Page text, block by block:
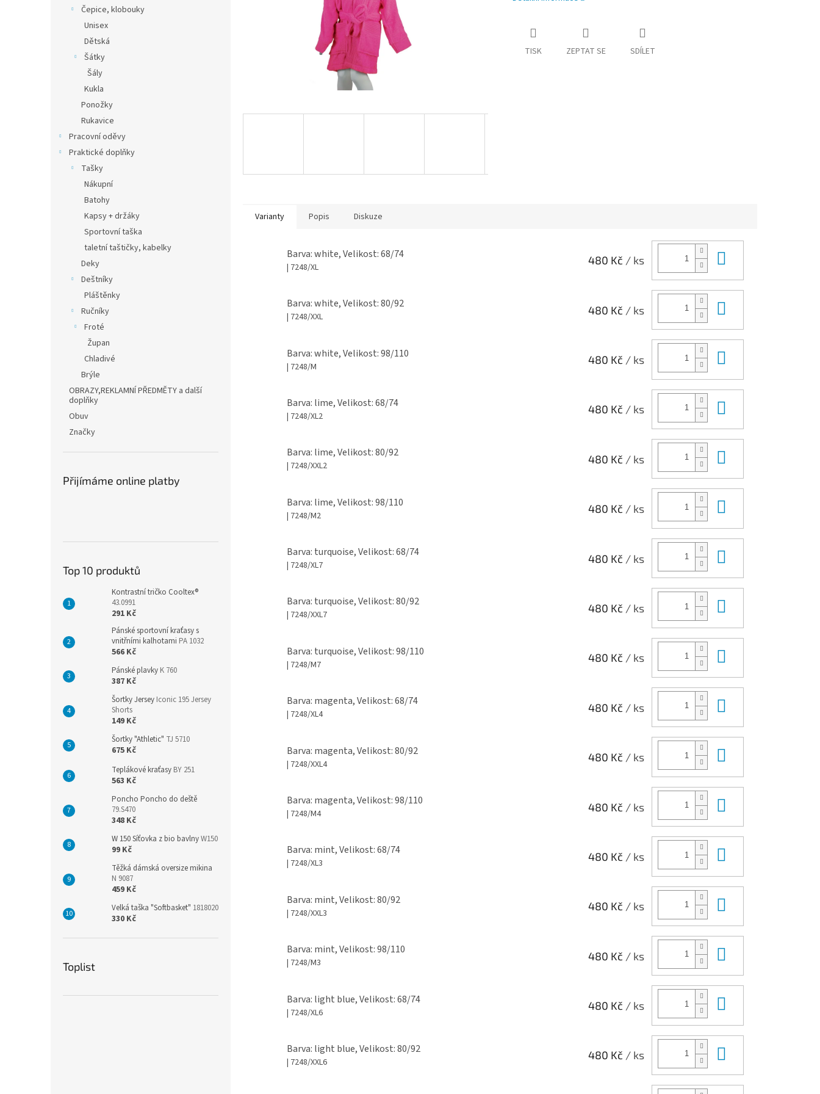
Čepice, klobouky
Unisex
Dětská
Šátky
Šály
Kukla
Ponožky
Rukavice
Pracovní oděvy
Praktické doplňky
Tašky
Nákupní
Batohy
Kapsy + držáky
Sportovní taška
taletní taštičky, kabelky
Deky
Deštníky
Pláštěnky
Ručníky
Froté
Župan
Chladivé
Brýle
OBRAZY,REKLAMNÍ PŘEDMĚTY a další
doplňky
Obuv
Značky
Přijímáme online platby
Top 10 produktů
Kontrastní tričko Cooltex®
43.0991
291 Kč
Pánské sportovní kraťasy s
vnitřními kalhotami PA 1032
566 Kč
Pánské plavky K 760
387 Kč
Šortky Jersey Iconic 195 Jersey
Shorts
149 Kč
Šortky "Athletic" TJ 5710
675 Kč
Teplákové kraťasy BY 251
563 Kč
Poncho Poncho do deště
79.S470
348 Kč
W 150 Síťovka z bio bavlnyW150
99 Kč
Těžká dámská oversize mikina
N 9087
459 Kč
Velká taška "Softbasket" 1818020
330 Kč
Toplist
TISK ZEPTAT SE SDÍLET
Varianty Popis Diskuze
Barva: white, Velikost: 68/74
| 7248/XL
480 Kč / ks
Barva: white, Velikost: 80/92
| 7248/XXL
480 Kč / ks
Barva: white, Velikost: 98/110
| 7248/M
480 Kč / ks
Barva: lime, Velikost: 68/74
| 7248/XL2
480 Kč / ks
Barva: lime, Velikost: 80/92
| 7248/XXL2
480 Kč / ks
Barva: lime, Velikost: 98/110
| 7248/M2
480 Kč / ks
Barva: turquoise, Velikost: 68/74
| 7248/XL7
480 Kč / ks
Barva: turquoise, Velikost: 80/92
| 7248/XXL7
480 Kč / ks
Barva: turquoise, Velikost: 98/110
| 7248/M7
480 Kč / ks
Barva: magenta, Velikost: 68/74
| 7248/XL4
480 Kč / ks
Barva: magenta, Velikost: 80/92
| 7248/XXL4
480 Kč / ks
Barva: magenta, Velikost: 98/110
| 7248/M4
480 Kč / ks
Barva: mint, Velikost: 68/74
| 7248/XL3
480 Kč / ks
Barva: mint, Velikost: 80/92
| 7248/XXL3
480 Kč / ks
Barva: mint, Velikost: 98/110
| 7248/M3
480 Kč / ks
Barva: light blue, Velikost: 68/74
| 7248/XL6
480 Kč / ks
Barva: light blue, Velikost: 80/92
| 7248/XXL6
480 Kč / ks